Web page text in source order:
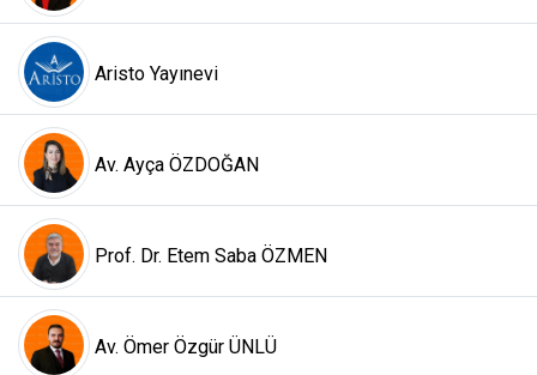
Aristo Yayınevi
Av. Ayça ÖZDOĞAN
Prof. Dr. Etem Saba ÖZMEN
Av. Ömer Özgür ÜNLÜ